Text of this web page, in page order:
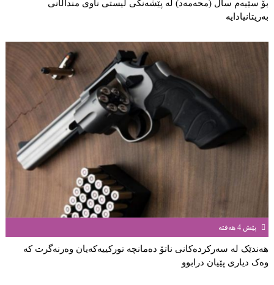
بۆ سێیەم ساڵ (محەمەد) لە پێشەنگی لیستی ناوی منداڵانى
بەریتانیادایە
پێش 4 هەفتە
هەندێک لە سەركردەكانی ناتۆ دەمانچە تورکییەکەیان وەرنەگرت کە
وەک دیارى پێیان درابوو